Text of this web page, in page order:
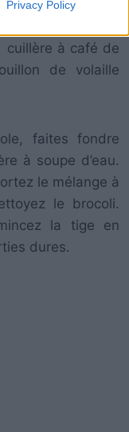
Privacy Policy
cuillère à café de
de volaille
faites fondre
à soupe d’eau.
le mélange à
le brocoli.
la tige en
dures.